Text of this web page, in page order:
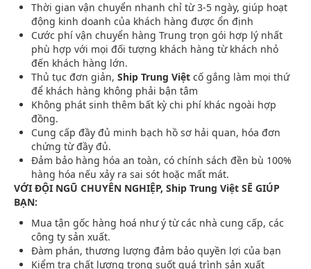
Thời gian vận chuyển nhanh chỉ từ 3-5 ngày, giúp hoạt
động kinh doanh của khách hàng được ổn định
Cước phí vận chuyển hàng Trung trọn gói hợp lý nhất
phù hợp với mọi đối tượng khách hàng từ khách nhỏ
đến khách hàng lớn.
Thủ tục đơn giản, Ship Trung Việt cố gắng làm mọi thứ
để khách hàng không phải bận tâm
Không phát sinh thêm bất kỳ chi phí khác ngoài hợp
đồng.
Cung cấp đầy đủ minh bạch hồ sơ hải quan, hóa đơn
chứng từ đầy đủ.
Đảm bảo hàng hóa an toàn, có chính sách đền bù 100%
hàng hóa nếu xảy ra sai sót hoặc mất mát.
VỚI ĐỘI NGŨ CHUYÊN NGHIỆP, Ship Trung Việt SẼ GIÚP
BẠN:
Mua tận gốc hàng hoá như ý từ các nhà cung cấp, các
công ty sản xuất.
Đàm phán, thương lượng đảm bảo quyền lợi của bạn
Kiểm tra chất lượng trong suốt quá trình sản xuất